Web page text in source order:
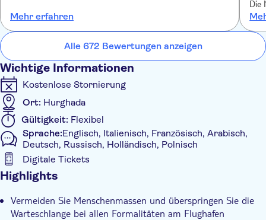
Mehr erfahren
Die
Alle 672 Bewertungen anzeigen
Wichtige Informationen
Kostenlose Stornierung
Ort: Hurghada
Gültigkeit: Flexibel
Sprache:Englisch, Italienisch, Französisch, Arabisch,
Deutsch, Russisch, Holländisch, Polnisch
Digitale Tickets
Zusätzliche Informationen
Bevorzugter Eintritt
Highlights
Vermeiden Sie Menschenmassen und überspringen Sie die
Warteschlange bei allen Formalitäten am Flughafen